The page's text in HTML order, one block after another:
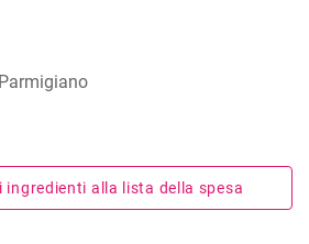
ingredienti alla lista della spesa